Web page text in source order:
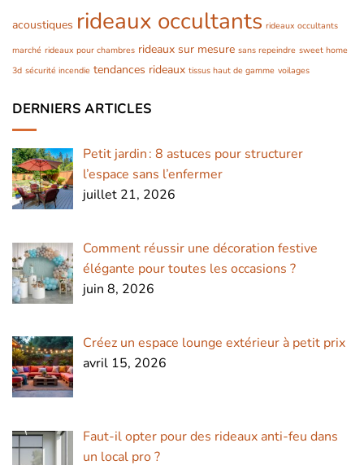
acoustiques rideaux occultants rideaux occultants
marché rideaux pour chambres rideaux sur mesure sans repeindre sweet home
3d sécurité incendie tendances rideaux tissus haut de gamme voilages
DERNIERS ARTICLES
Petit jardin : 8 astuces pour structurer
l’espace sans l’enfermer
juillet 21, 2026
Comment réussir une décoration festive
élégante pour toutes les occasions ?
juin 8, 2026
Créez un espace lounge extérieur à petit prix
avril 15, 2026
Faut-il opter pour des rideaux anti-feu dans
un local pro ?